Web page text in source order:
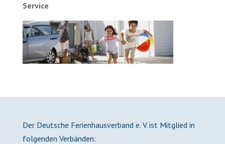
Service
Der Deutsche Ferienhausverband e. V. ist Mitglied in
folgenden Verbänden: